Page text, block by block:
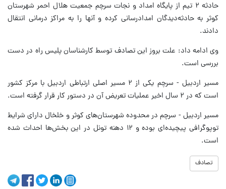
حادثه ۲ تیم از پایگاه امداد و نجات سرچم جمعیت هلال احمر شهرستان
کوثر به حادثه‌دیدگان امدادرسانی کرده و آنها را به مراکز درمانی انتقال
دادند.
وی ادامه داد: علت بروز این تصادف توسط کارشناسان پلیس راه در دست
بررسی است.
مسیر اردبیل - سرچم یکی از ۲ مسیر اصلی ارتباطی اردبیل با مرکز کشور
است که در ۲ سال اخیر عملیات تعریض آن در دستور کار قرار گرفته است.
مسیر اردبیل - سرچم در محدوده شهرستان‌های کوثر و خلخال دارای شرایط
توپوگرافی پیچیده‌ای بوده و ۱۲ دهنه تونل در این بخش‌ها احداث شده
است.
تصادف